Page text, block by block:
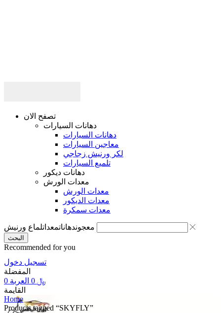
تصفح الان
دهانات السيارات
دهانات السيارات
معاجين السيارات
لكر ورنيش زجاجي
تلميع السيارات
دهانات ديكور
معدات الورش
معدات الورش
معدات الديكور
معدات سمكرة
معجوندهاناتمعداتلماع ورنيش
البحث
Recommended for you
تسجيل دخول
المفضلة
0
﷼
القايمة
Home
Products tagged “SKYFLY”